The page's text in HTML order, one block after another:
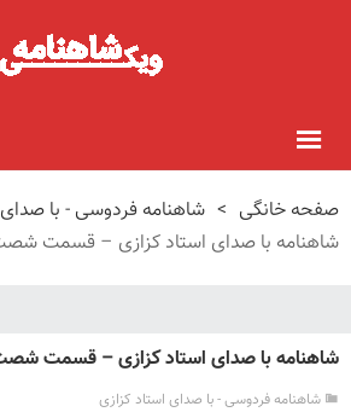
صفحه خانگی > شاهنامه فردوسی - با صدای
شاهنامه با صدای استاد کزازی – قسمت
شاهنامه با صدای استاد کزازی – قسمت
شاهنامه فردوسی - با صدای استاد کزازی